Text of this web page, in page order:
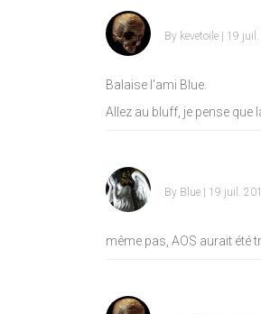
By kevetoile | 19
Balaise l'ami Blue.
Allez au bluff, je pense que
By Blue | 19 juil.
même pas, AOS aurait été